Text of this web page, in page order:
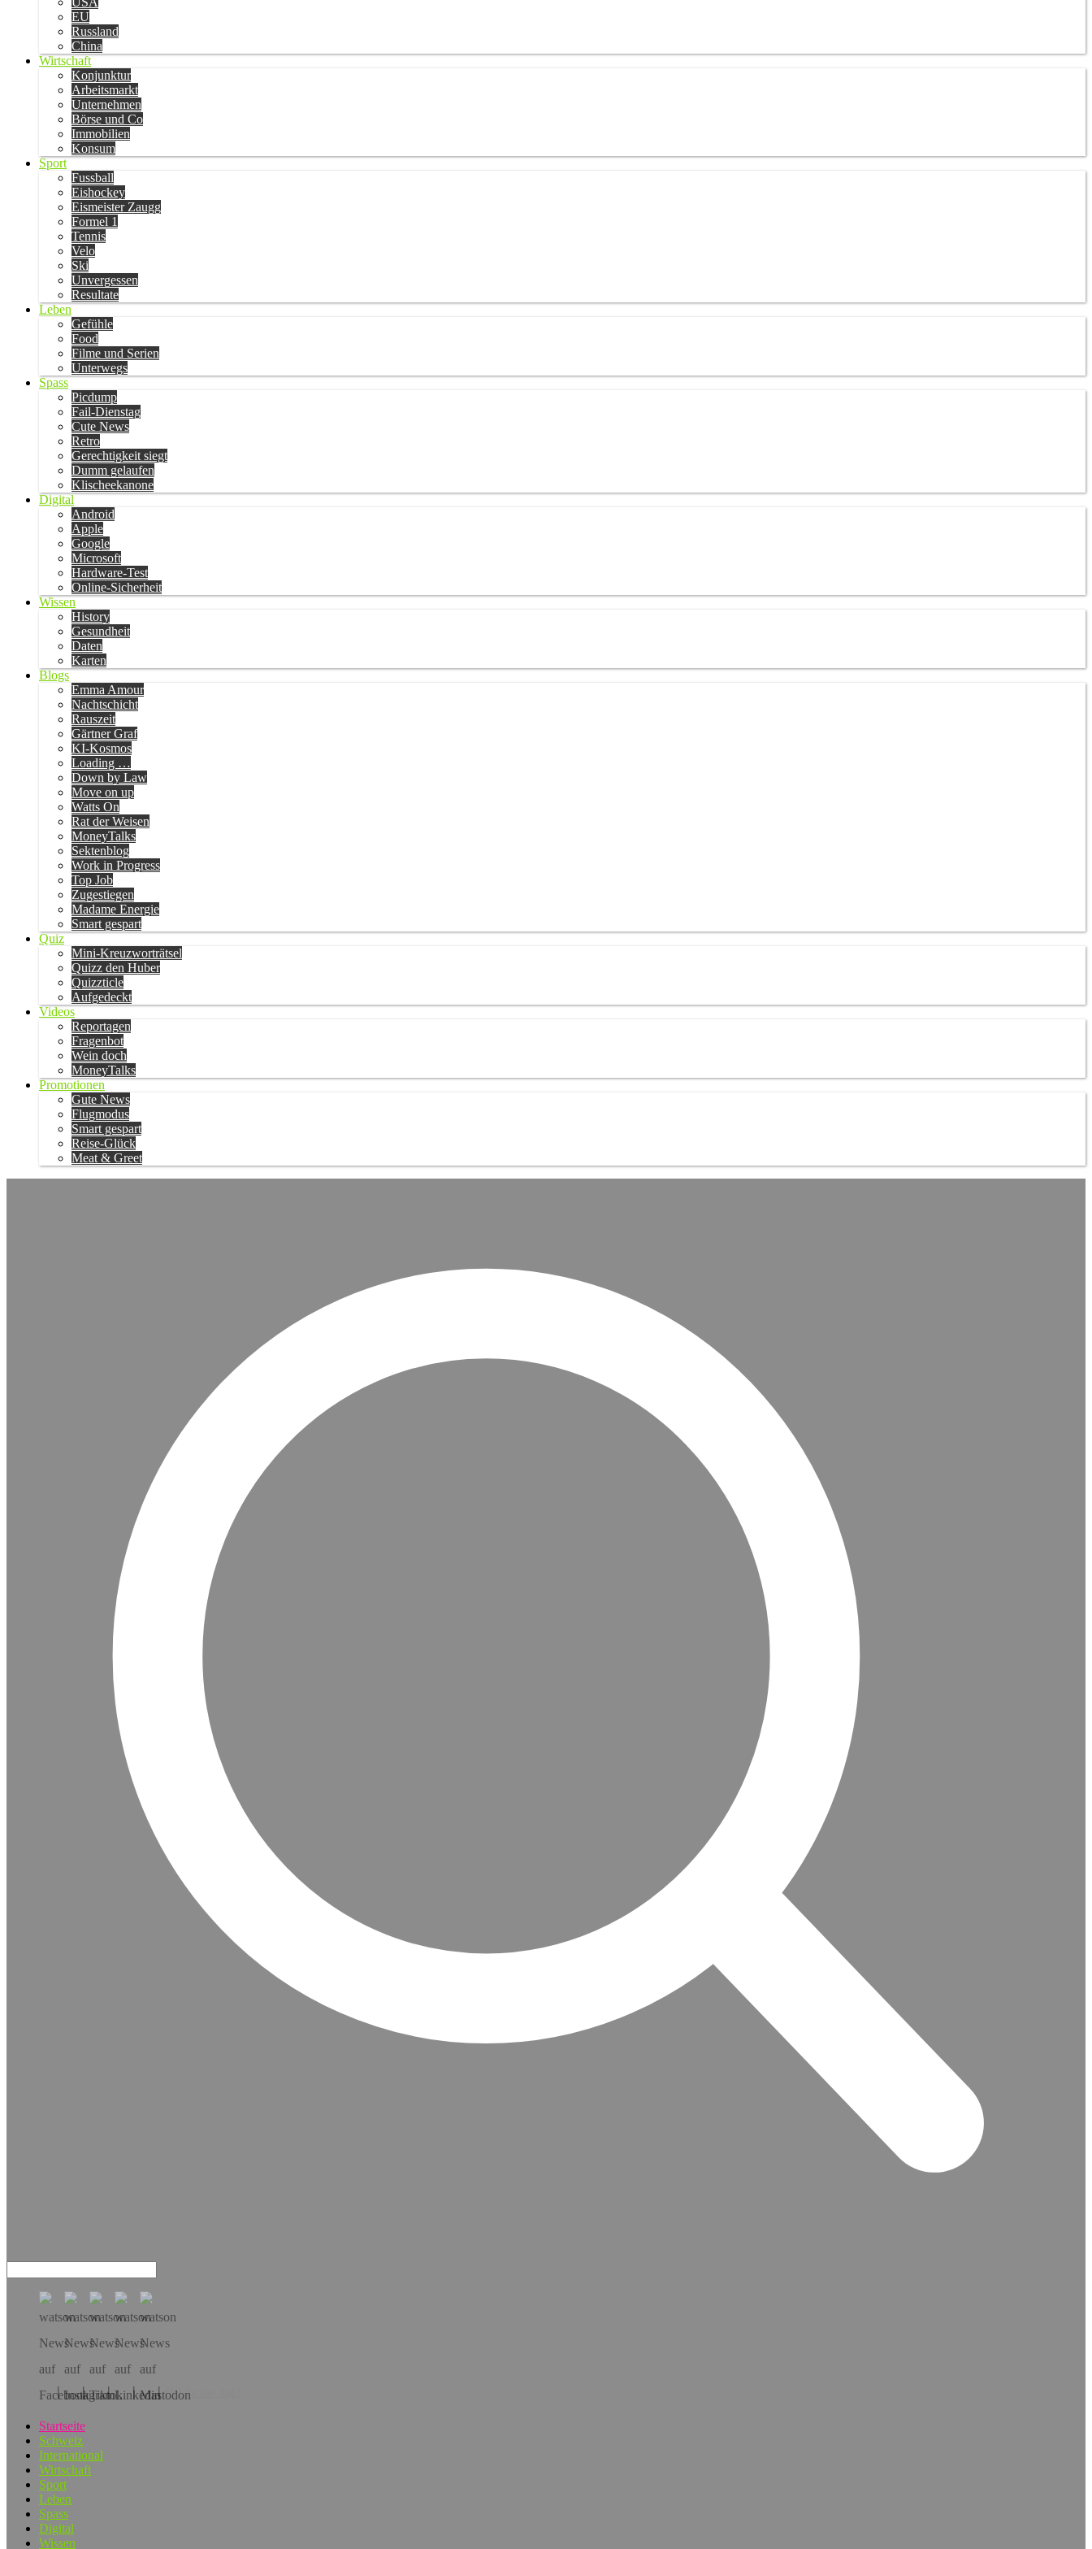
EU
Russland
China
Wirtschaft
Konjunktur
Arbeitsmarkt
Unternehmen
Börse und Co
Immobilien
Konsum
Sport
Fussball
Eishockey
Eismeister Zaugg
Formel 1
Tennis
Velo
Ski
Unvergessen
Resultate
Leben
Gefühle
Food
Filme und Serien
Unterwegs
Spass
Picdump
Fail-Dienstag
Cute News
Retro
Gerechtigkeit siegt
Dumm gelaufen
Klischeekanone
Digital
Android
Apple
Google
Microsoft
Hardware-Test
Online-Sicherheit
Wissen
History
Gesundheit
Daten
Karten
Blogs
Emma Amour
Nachtschicht
Rauszeit
Gärtner Graf
KI-Kosmos
Loading …
Down by Law
Move on up
Watts On
Rat der Weisen
MoneyTalks
Sektenblog
Work in Progress
Top Job
Zugestiegen
Madame Energie
Smart gespart
Quiz
Mini-Kreuzworträtsel
Quizz den Huber
Quizzticle
Aufgedeckt
Videos
Reportagen
Fragenbot
Wein doch
MoneyTalks
Promotionen
Gute News
Flugmodus
Smart gespart
Reise-Glück
Meat & Greet
Hol dir die App!
Startseite
Schweiz
International
Wirtschaft
Sport
Leben
Spass
Digital
Wissen